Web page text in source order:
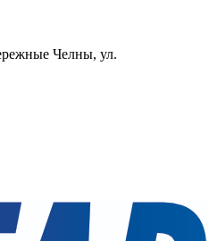
Челны, ул.